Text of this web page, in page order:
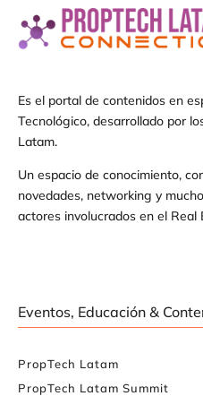
Es el portal de contenidos en
Tecnológico, desarrollado por
Latam.
Un espacio de conocimiento,
novedades, networking y
actores involucrados en el Real
Eventos, Educación &
PropTech Latam
PropTech Latam Summit